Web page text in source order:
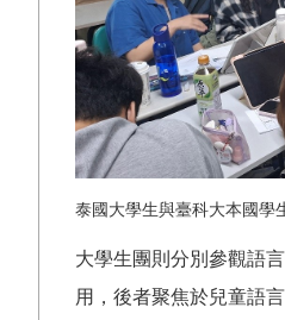
泰國大學生與臺科大本國學
大學生團則分別參觀語
用，後者聚焦於兒童語